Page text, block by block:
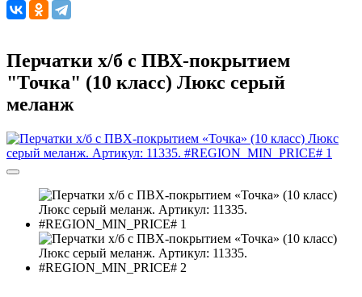
Перчатки х/б с ПВХ-покрытием
"Точка" (10 класс) Люкс серый
меланж